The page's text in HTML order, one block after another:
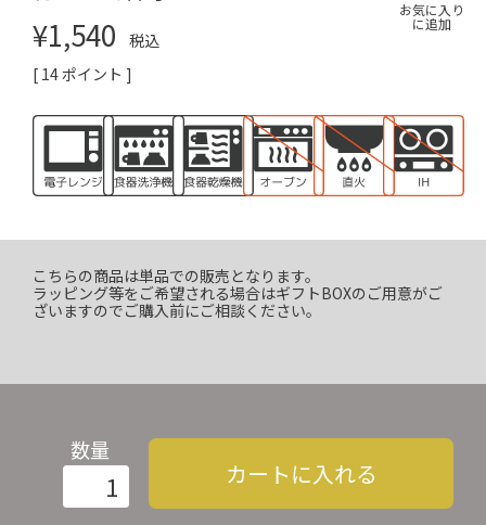
¥1,540
税込
[ 14ポイント ]
こちらの商品は単品での販売となります。
ラッピング等をご希望される場合はギフトBOXのご用意がご
ざいますのでご購入前にご相談ください。
数量
カートに入れる